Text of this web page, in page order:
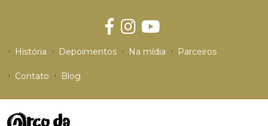
História Depoimentos Na mídia Parceiros
Contato Blog